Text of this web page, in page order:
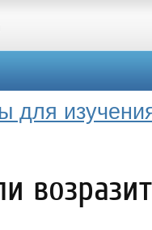
для